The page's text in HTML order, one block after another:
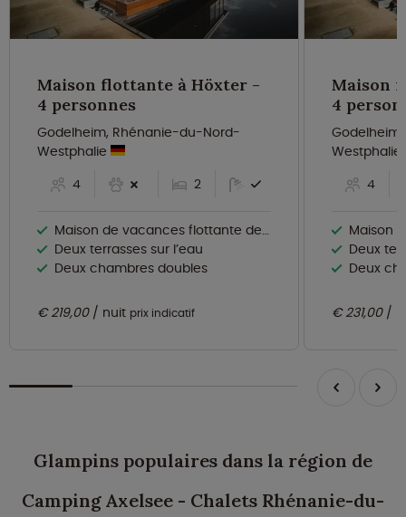
Maison flottante à Höxter -
4 personnes
Godelheim, Rhénanie-du-Nord-
Westphalie
4
2
Maison de vacances flottante de luxe
Deux terrasses sur l’eau
Deux chambres doubles
€ 219,00 nuit prix indicatif
Maison
4
Westphalie
4
Maison
Deux
Deux
€ 231,00
Glampins populaires dans la région de
Camping Axelsee - Chalets Rhénanie-du-